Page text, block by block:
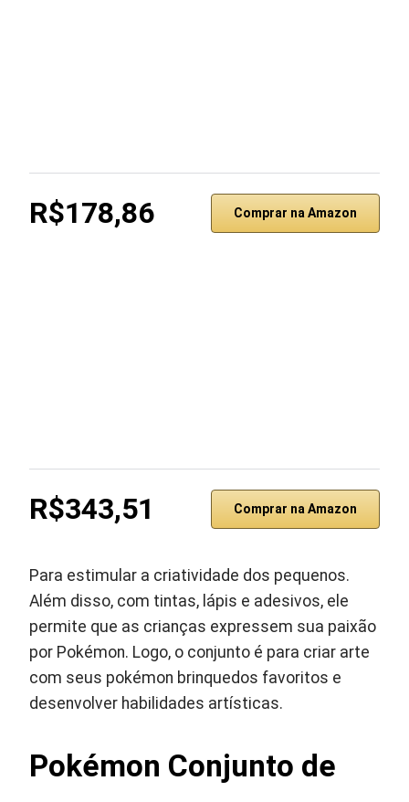
R$178,86 Comprar na Amazon
R$343,51 Comprar na Amazon
Para estimular a criatividade dos pequenos.
Além disso, com tintas, lápis e adesivos, ele
permite que as crianças expressem sua paixão
por Pokémon. Logo, o conjunto é para criar arte
com seus pokémon brinquedos favoritos e
desenvolver habilidades artísticas.
Pokémon Conjunto de